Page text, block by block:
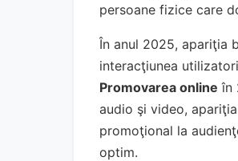
persoane fizice care
În anul 2025, apariţia
interacţiunea
Promovarea online în
audio şi video,
promoţional la
optim.